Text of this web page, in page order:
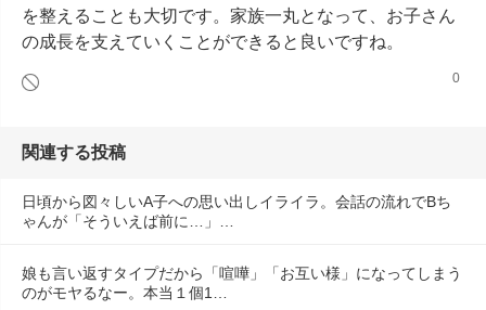
を整えることも大切です。家族一丸となって、お子さん
の成長を支えていくことができると良いですね。
0
関連する投稿
日頃から図々しいA子への思い出しイライラ。会話の流れでBち
ゃんが「そういえば前に…」…
娘も言い返すタイプだから「喧嘩」「お互い様」になってしまう
のがモヤるなー。本当１個1…